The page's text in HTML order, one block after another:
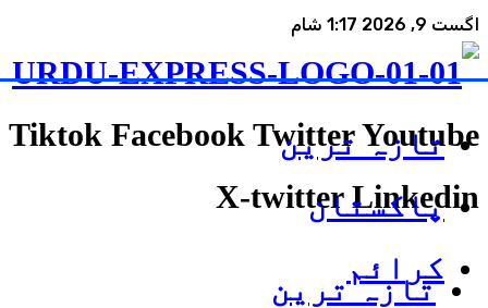
اگست 9, 2026 1:17 شام
Tiktok Facebook Twitter Youtube
X-twitter Linkedin
تازہ ترین
تازہ ترین
پاکستان
کرائم